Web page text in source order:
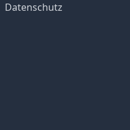
Datenschutz